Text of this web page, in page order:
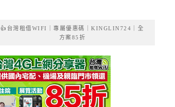
👍台灣租借WIFI｜專屬優惠碼｜KINGLIN724｜全
方案85折